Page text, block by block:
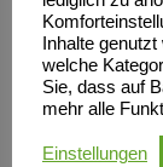
Inhalte
welche
Sie, dass auf
mehr alle
Einstellungen